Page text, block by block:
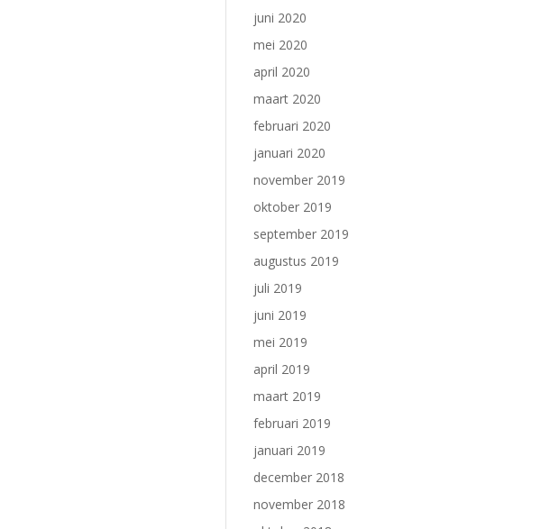
juni 2020
mei 2020
april 2020
maart 2020
februari 2020
januari 2020
november 2019
oktober 2019
september 2019
augustus 2019
juli 2019
juni 2019
mei 2019
april 2019
maart 2019
februari 2019
januari 2019
december 2018
november 2018